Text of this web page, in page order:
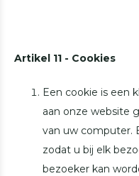
Artikel 11 - Cookies
Een cookie is een
aan onze website
van uw computer.
zodat u bij elk
bezoeker kan